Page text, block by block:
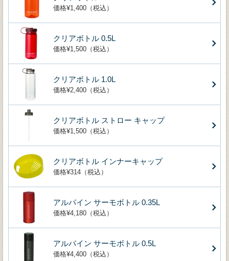
価格¥1,400（税込）
クリアボトル 0.5L
価格¥1,500（税込）
クリアボトル 1.0L
価格¥2,400（税込）
クリアボトル ストロー キャップ
価格¥1,500（税込）
クリアボトル インナーキャップ
価格¥314（税込）
アルパイン サーモボトル 0.35L
価格¥4,180（税込）
アルパイン サーモボトル 0.5L
価格¥4,400（税込）